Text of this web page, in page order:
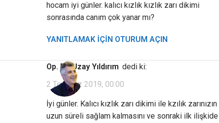
hocam iyi günler. kalıcı kızlık kızlık zarı dikimi
sonrasında canım çok yanar mı?
YANITLAMAK IÇIN OTURUM AÇIN
Op. Dr. Uzay Yıldırım dedi ki:
2 Temmuz 2019, 00:00
İyi günler. Kalıcı kızlık zarı dikimi ile kzılık zarınızın
uzun süreli sağlam kalmasını ve sonraki ilk ilişkide